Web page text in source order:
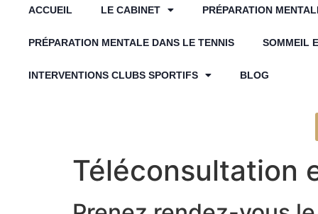
ACCUEIL LE CABINET PRÉPARATION
PRÉPARATION MENTALE DANS LE TENNIS SOMMEIL
INTERVENTIONS CLUBS SPORTIFS BLOG
Téléconsultation